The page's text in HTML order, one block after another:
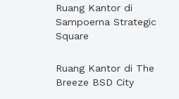
Ruang Kantor di
Sampoerna Strategic
Square
Ruang Kantor di The
Breeze BSD City